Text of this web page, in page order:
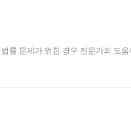
률 문제가 얽힌 경우 전문가의 도움